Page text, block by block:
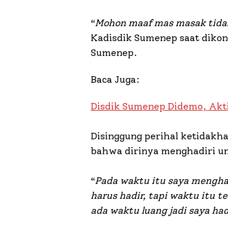
“Mohon maaf mas masak
Kadisdik Sumenep saat
Sumenep.
Baca Juga:
Disdik Sumenep Didemo,
Disinggung perihal
bahwa dirinya menghadiri
“Pada waktu itu saya
harus hadir, tapi waktu itu
ada waktu luang jadi saya